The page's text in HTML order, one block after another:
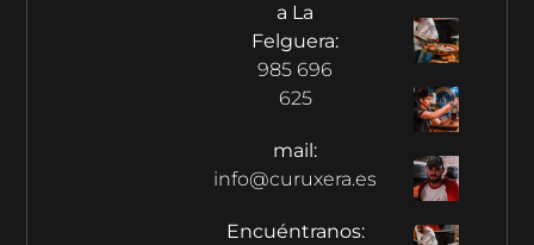
a La
Felguera:
985 696
625
mail:
info@curuxera.es
Encuéntranos: